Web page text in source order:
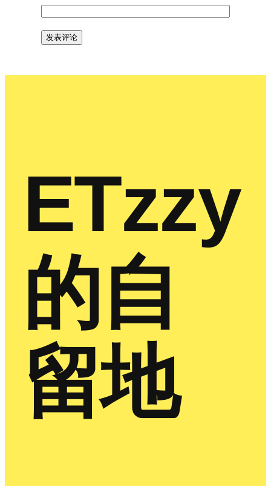
ETzzy
的自
留地